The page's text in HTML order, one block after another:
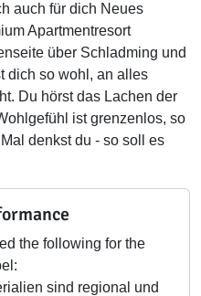
auch für dich Neues
Apartmentresort
über Schladming und
dich so wohl, an alles
Du hörst das Lachen der
ist grenzenlos, so
denkst du - so soll es
the following for the
sind regional und